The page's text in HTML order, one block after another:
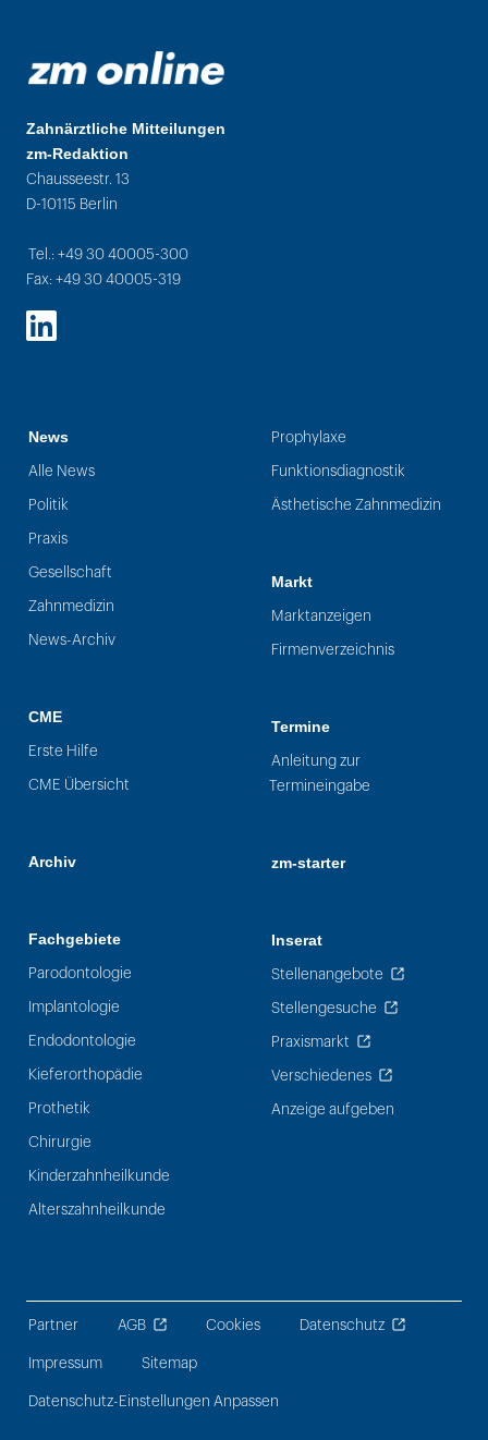
Zahnärztliche Mitteilungen
zm-Redaktion
Chausseestr. 13
D-10115 Berlin
Tel.: +49 30 40005-300
Fax: +49 30 40005-319
LinkedIn
News
Alle News
Politik
Praxis
Gesellschaft
Zahnmedizin
News-Archiv
CME
Erste Hilfe
CME Übersicht
Archiv
Fachgebiete
Parodontologie
Implantologie
Endodontologie
Kieferorthopädie
Prothetik
Chirurgie
Kinderzahnheilkunde
Alterszahnheilkunde
Prophylaxe
Funktionsdiagnostik
Ästhetische Zahnmedizin
Markt
Marktanzeigen
Firmenverzeichnis
Termine
Anleitung zur
Termineingabe
zm-starter
Inserat
Stellenangebote
Stellengesuche
Praxismarkt
Verschiedenes
Anzeige aufgeben
Partner AGB Cookies Datenschutz
Impressum Sitemap
Datenschutz-Einstellungen Anpassen